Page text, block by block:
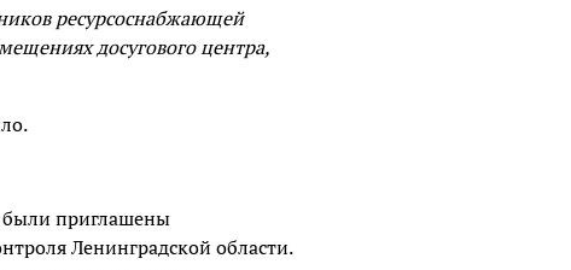
ресурсоснабжающей
досугового центра,
были приглашены
Ленинградской области.